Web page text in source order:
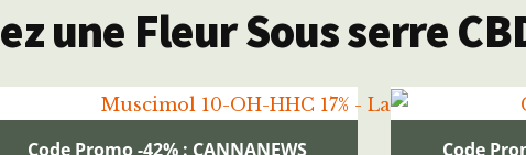
une Fleur Sous serre
Code Promo -42% : CANNANEWS Code